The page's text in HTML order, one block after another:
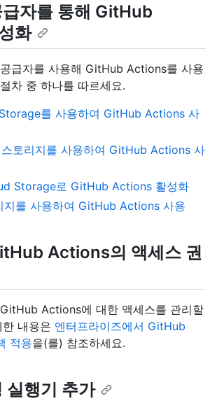
자를 통해 GitHub
화
급자를 사용해 GitHub Actions를 사용
차 중 하나를 따르세요.
를 사용하여 GitHub Actions 사
토리지를 사용하여 GitHub Actions 사
Storage로 GitHub Actions 활성화
지를 사용하여 GitHub Actions 사용
Actions의 액세스 권
Actions에 대한 액세스를 관리할
내용은 엔터프라이즈에서 GitHub
적용을(를) 참조하세요.
실행기 추가